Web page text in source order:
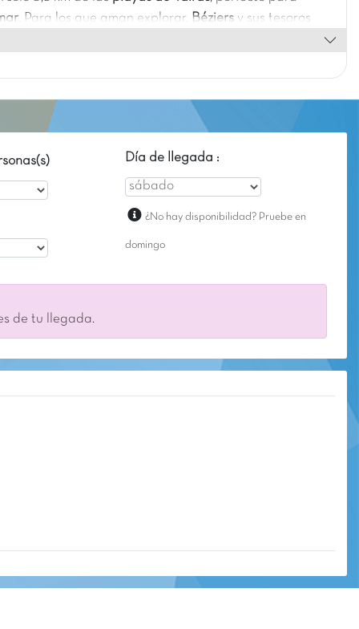
. Para los que aman explorar, Béziers y sus tesoros
Día de llegada :
¿No hay disponibilidad? Pruebe en
domingo
de tu llegada.